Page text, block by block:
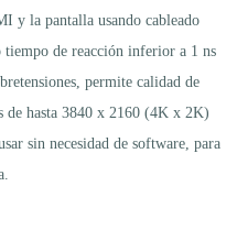
y la pantalla usando cableado
de reacción inferior a 1 ns
permite calidad de
de hasta 3840 x 2160 (4K x 2K)
sin necesidad de software, para